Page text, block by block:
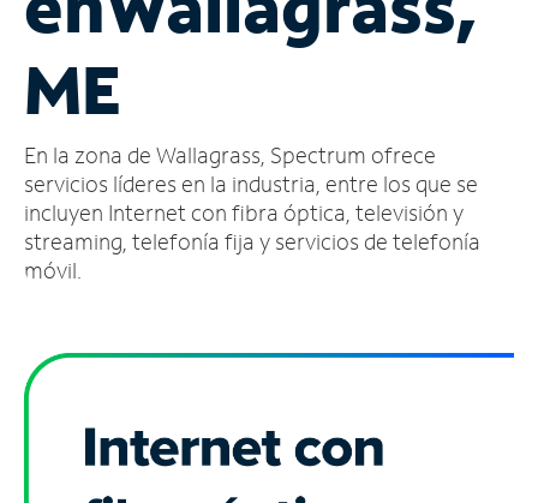
cuenta
Encuentra
tienda
ME
En la zona de Wallagrass, Spectrum ofrece
servicios líderes en la industria, entre los que se
incluyen Internet con fibra óptica, televisión y
streaming, telefonía fija y servicios de telefonía
móvil.